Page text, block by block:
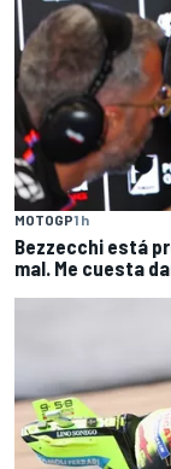
MOTOGP1 h
Bezzecchi está
mal. Me cuesta